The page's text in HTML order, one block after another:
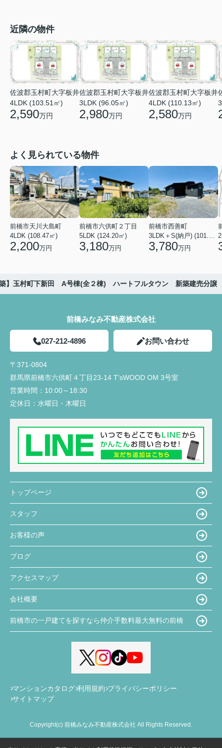
近隣の物件
佐波郡玉村町大字板井
4LDK (103.51㎡)
2,590万円
佐波郡玉村町大字板井
3LDK (96.05㎡)
2,980万円
佐波郡玉村町大字板井
4LDK (110.13㎡)
2,580万円
よく見られている物件
前橋市天川大島町
4LDK (108.47㎡)
2,200万円
前橋市六供町２丁目
5LDK (124.20㎡)
3,180万円
前橋市西善町
3,780万円
】玉村町下新田 A号棟(全２棟) ハートフルタウン 新築建売分譲
前橋みなみ不動産株式会社
027-212-4896 お問い合わせ
〒371-0804
群馬県前橋市六供町４丁目23‐14 T'sWOOD OM 3号室
営業時間： 10:00～18:30
定休日： 水曜日・木曜日
トップページ
スタッフ
お客様の声
ブログ
アクセスマップ
会社概要
前橋市の一戸建てを探すなら仲介手数料最大無料の前橋
マンションカタログ 利用規約 プライバシーポリシー
サイトマップ
Copyright(c) 前橋みなみ不動産株式会社 All Rights Reserved.